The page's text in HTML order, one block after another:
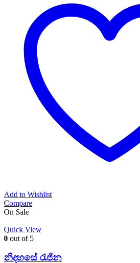
Add to Wishlist
Compare
On Sale
Quick View
0 out of 5
නිදහසේ රැජින